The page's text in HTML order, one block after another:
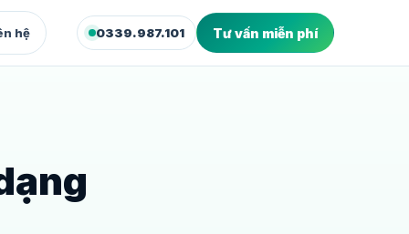
hệ 0339.987.101 Tư vấn miễn phí